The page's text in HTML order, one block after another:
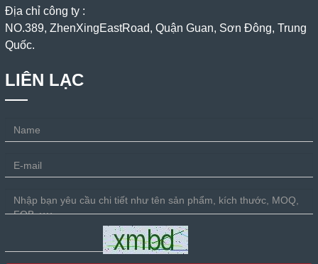
Địa chỉ công ty :
NO.389, ZhenXingEastRoad, Quận Guan, Sơn Đông, Trung
Quốc.
LIÊN LẠC